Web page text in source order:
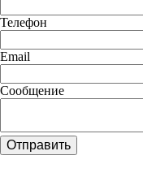
Телефон
Email
Сообщение